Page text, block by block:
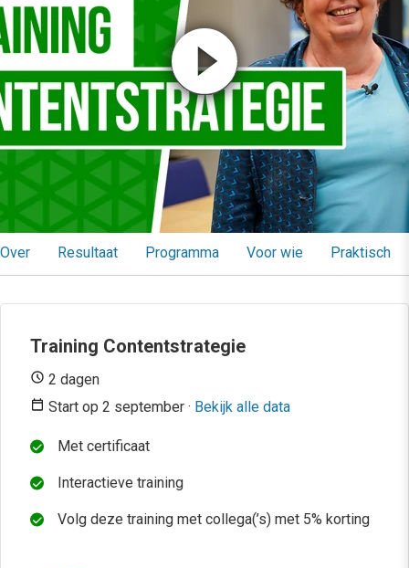
Over Resultaat Programma Voor wie Praktisch
Training Contentstrategie
2 dagen
Start op 2 september · Bekijk alle data
Met certificaat
Interactieve training
Volg deze training met collega(’s) met 5% korting